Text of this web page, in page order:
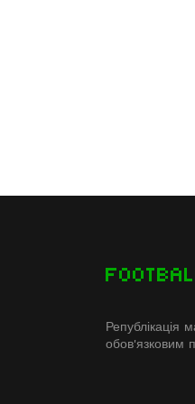
Републікація
обов'язковим